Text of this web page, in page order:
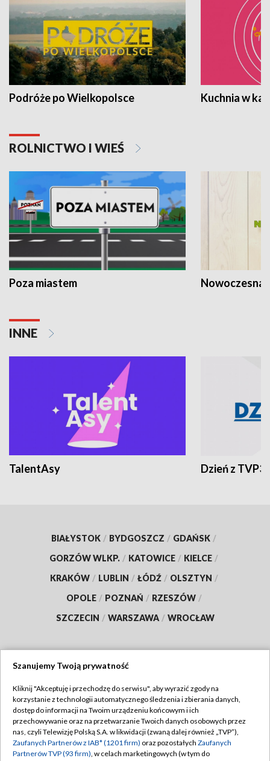
Podróże po Wielkopolsce Kuchnia w
ROLNICTWO I WIEŚ
Poza miastem Nowoczesna
INNE
TalentAsy Dzień z TVP3
BIAŁYSTOK / BYDGOSZCZ / GDAŃSK /
GORZÓW WLKP. / KATOWICE / KIELCE /
KRAKÓW / LUBLIN / ŁÓDŹ / OLSZTYN /
OPOLE / POZNAŃ / RZESZÓW /
SZCZECIN / WARSZAWA / WROCŁAW
TVP
Abonament TVP
Emisja w TVP
Regulamin TVP
Polityka prywatności
Szanujemy Twoją prywatność
Kliknij "Akceptuję i przechodzę do serwisu", aby wyrazić zgody na
korzystanie z technologii automatycznego śledzenia i zbierania danych,
dostęp do informacji na Twoim urządzeniu końcowym i ich
przechowywanie oraz na przetwarzanie Twoich danych osobowych przez
nas, czyli Telewizję Polską S.A. w likwidacji (zwaną dalej również „TVP”),
Zaufanych Partnerów z IAB* (1201 firm) oraz pozostałych Zaufanych
Partnerów TVP (93 firm), w celach marketingowych (w tym do